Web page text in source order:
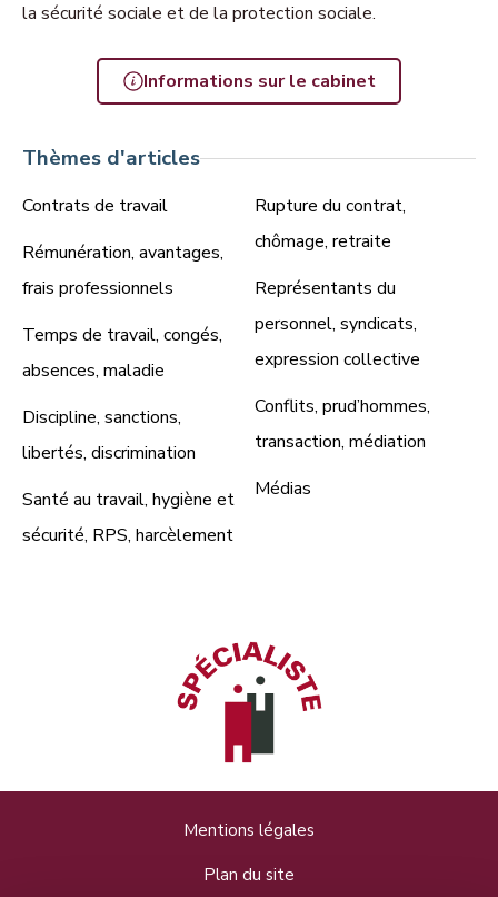
la sécurité sociale et de la protection sociale.
Informations sur le cabinet
Thèmes d'articles
Contrats de travail
Rémunération, avantages,
frais professionnels
Temps de travail, congés,
absences, maladie
Discipline, sanctions,
libertés, discrimination
Santé au travail, hygiène et
sécurité, RPS, harcèlement
Rupture du contrat,
chômage, retraite
Représentants du
personnel, syndicats,
expression collective
Conflits, prud’hommes,
transaction, médiation
Médias
Mentions légales
Plan du site